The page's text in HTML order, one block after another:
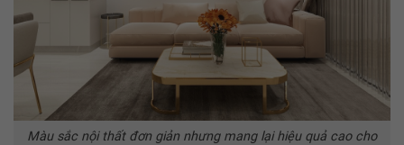
Màu sắc nội thất đơn giản nhưng mang lại hiệu quả cao cho